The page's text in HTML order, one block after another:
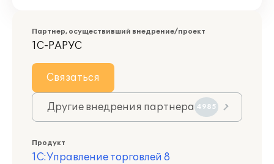
Партнер, осуществивший внедрение/проект
1С-РАРУС
Связаться
Другие внедрения партнера 4985
Продукт
1С:Управление торговлей 8